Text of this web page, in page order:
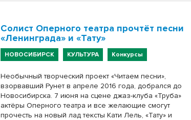
Солист Оперного театра прочтёт песни
«Ленинграда» и «Тату»
НОВОСИБИРСК КУЛЬТУРА Конкурсы
Необычный творческий проект «Читаем песни»,
взорвавший Рунет в апреле 2016 года, добрался до
Новосибирска. 7 июня на сцене джаз-клуба «Труба»
актёры Оперного театра и все желающие смогут
прочесть на новый лад тексты Кати Лель, «Тату» и